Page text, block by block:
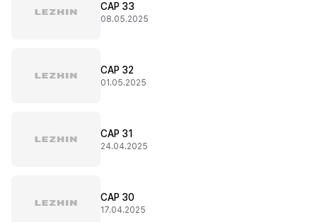
CAP 33
08.05.2025
CAP 32
01.05.2025
CAP 31
24.04.2025
CAP 30
17.04.2025